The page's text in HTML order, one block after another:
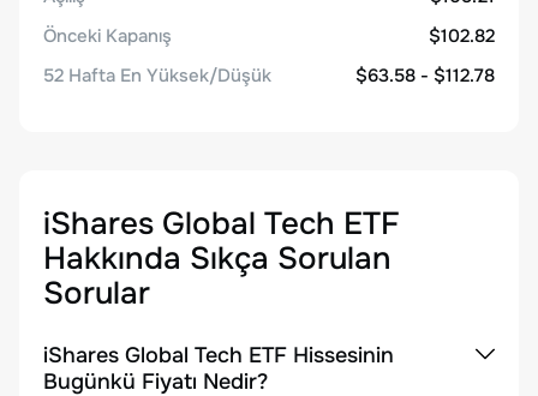
Önceki Kapanış
$102.82
52 Hafta En Yüksek/Düşük
$63.58 - $112.78
iShares Global Tech ETF
Hakkında Sıkça Sorulan
Sorular
iShares Global Tech ETF Hissesinin
Bugünkü Fiyatı Nedir?